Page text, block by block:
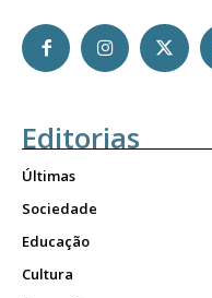
Editorias
Últimas
Sociedade
Educação
Cultura